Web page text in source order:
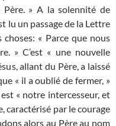
» A la solennité de
lu un passage de la Lettre
« Parce que nous
» C’est « une nouvelle
allant du Père, a laissé
« il a oublié de fermer, »
« notre intercesseur, et
caractérisé par le courage
alors au Père au nom